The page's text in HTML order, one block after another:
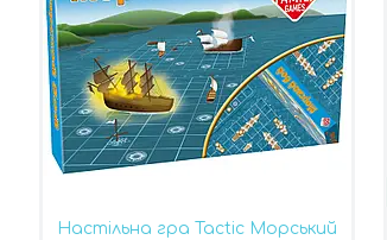
Настільна гра Tactic Морський